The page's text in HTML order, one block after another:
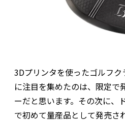
3Dプリンタを使ったゴルフ
に注目を集めたのは、限定で
ーだと思います。その次に、
で初めて量産品として発売さ